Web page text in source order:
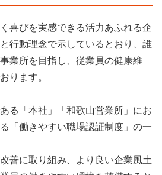
喜びを実感できる活力あふれる企
行動理念で示しているとおり、誰
業所を目指し、従業員の健康維
ります。
る「本社」「和歌山営業所」にお
「働きやすい職場認証制度」の一
善に取り組み、より良い企業風土